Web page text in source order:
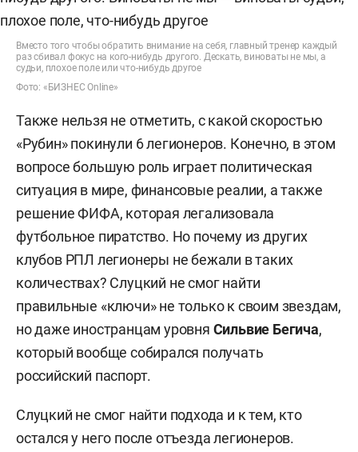
Вместо того чтобы обратить внимание на себя, главный тренер каждый
раз сбивал фокус на кого-нибудь другого. Дескать, виноваты не мы, а
судьи, плохое поле или что-нибудь другое
Фото: «БИЗНЕС Online»
Также нельзя не отметить, с какой скоростью
«Рубин» покинули 6 легионеров. Конечно, в этом
вопросе большую роль играет политическая
ситуация в мире, финансовые реалии, а также
решение ФИФА, которая легализовала
футбольное пиратство. Но почему из других
клубов РПЛ легионеры не бежали в таких
количествах? Слуцкий не смог найти
правильные «ключи» не только к своим звездам,
но даже иностранцам уровня Сильвие Бегича,
который вообще собирался получать
российский паспорт.
Слуцкий не смог найти подхода и к тем, кто
остался у него после отъезда легионеров.